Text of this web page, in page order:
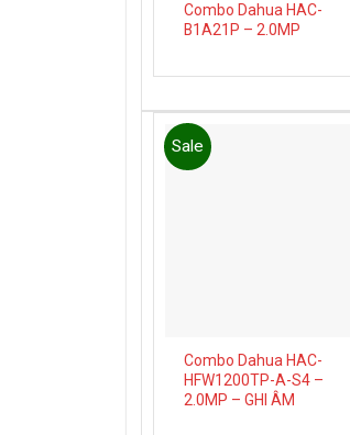
Combo Dahua HAC-
B1A21P – 2.0MP
Sale
Combo Dahua HAC-
HFW1200TP-A-S4 –
2.0MP – GHI ÂM